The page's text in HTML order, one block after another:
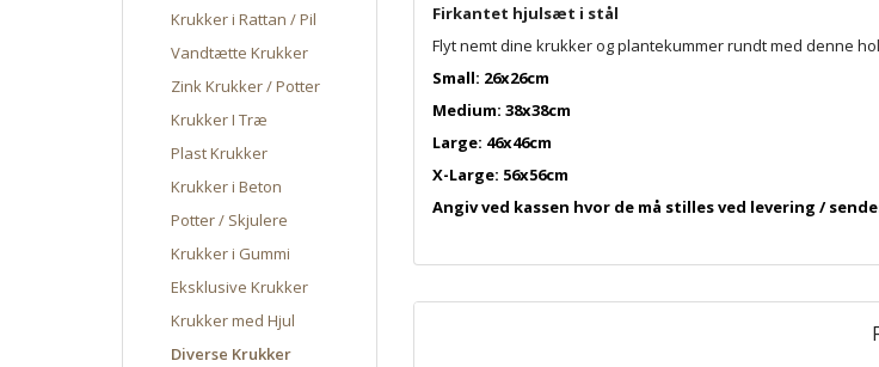
Krukker i Rattan / Pil
Vandtætte Krukker
Zink Krukker / Potter
Krukker I Træ
Plast Krukker
Krukker i Beton
Potter / Skjulere
Krukker i Gummi
Eksklusive Krukker
Krukker med Hjul
Diverse Krukker
Firkantet hjulsæt i stål
Flyt nemt dine krukker og plantekummer rundt med denne
Small: 26x26cm
Medium: 38x38cm
Large: 46x46cm
X-Large: 56x56cm
Angiv ved kassen hvor de må stilles ved levering /